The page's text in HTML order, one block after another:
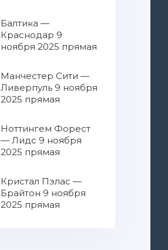
Балтика —
Краснодар 9
ноября 2025 прямая
Манчестер Сити —
Ливерпуль 9 ноября
2025 прямая
Ноттингем Форест
— Лидс 9 ноября
2025 прямая
Кристал Пэлас —
Брайтон 9 ноября
2025 прямая